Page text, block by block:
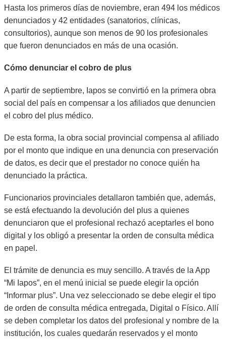
Hasta los primeros días de noviembre, eran 494 los médicos
denunciados y 42 entidades (sanatorios, clínicas,
consultorios), aunque son menos de 90 los profesionales
que fueron denunciados en más de una ocasión.
Cómo denunciar el cobro de plus
A partir de septiembre, Iapos se convirtió en la primera obra
social del país en compensar a los afiliados que denuncien
el cobro del plus médico.
De esta forma, la obra social provincial compensa al afiliado
por el monto que indique en una denuncia con preservación
de datos, es decir que el prestador no conoce quién ha
denunciado la práctica.
Funcionarios provinciales detallaron también que, además,
se está efectuando la devolución del plus a quienes
denunciaron que el profesional rechazó aceptarles el bono
digital y los obligó a presentar la orden de consulta médica
en papel.
El trámite de denuncia es muy sencillo. A través de la App
“Mi Iapos”, en el menú inicial se puede elegir la opción
“Informar plus”. Una vez seleccionado se debe elegir el tipo
de orden de consulta médica entregada, Digital o Físico. Allí
se deben completar los datos del profesional y nombre de la
institución, los cuales quedarán reservados y el monto